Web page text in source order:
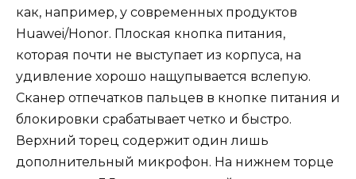
как, например, у современных продуктов
Huawei/Honor. Плоская кнопка питания,
которая почти не выступает из корпуса, на
удивление хорошо нащупывается вслепую.
Сканер отпечатков пальцев в кнопке питания и
блокировки срабатывает четко и быстро.
Верхний торец содержит один лишь
дополнительный микрофон. На нижнем торце